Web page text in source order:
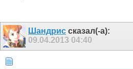
Шандрис сказал(-а):
09.04.2013 04:40